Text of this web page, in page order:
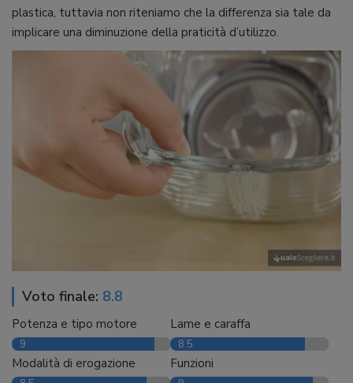
plastica, tuttavia non riteniamo che la differenza sia tale da
implicare una diminuzione della praticità d’utilizzo.
Voto finale: 8.8
Potenza e tipo motore
9
Lame e caraffa
8.5
Modalità di erogazione Funzioni